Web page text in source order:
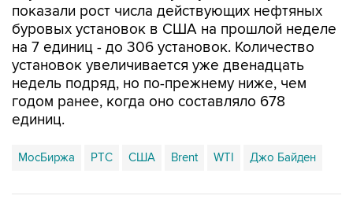
на 7 единиц - до 306 установок. Количество
установок увеличивается уже двенадцать
недель подряд, но по-прежнему ниже, чем
годом ранее, когда оно составляло 678
единиц.
МосБиржа